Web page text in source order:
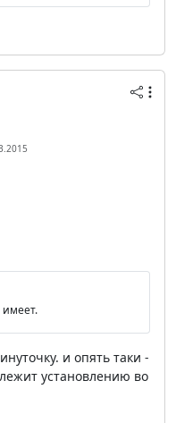
и опять таки -
установлению во